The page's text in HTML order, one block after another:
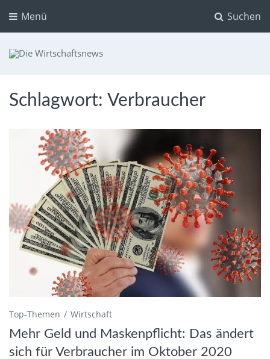
Suchen
Menü
Schlagwort: Verbraucher
Top-Themen Wirtschaft
Mehr Geld und Maskenpflicht: Das ändert
sich für Verbraucher im Oktober 2020